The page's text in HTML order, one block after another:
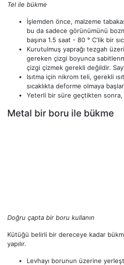
Tel ile bükme
İşlemden önce, malzeme
bu da sadece görünümünü
başına 1.5 saat - 80 ° C'lik bir
Kurutulmuş yaprağı tezgah
gereken çizgi boyunca
çizgi çizmek gerekli değildir.
Isıtma için nikrom teli, gerekli
sıcaklıkta deforme olmaya
Yeterli bir süre geçtikten sonra,
Metal bir boru ile bükme
Doğru çapta bir boru kullanın
Kütüğü belirli bir dereceye kadar
yapılır.
Levhayı borunun üzerine